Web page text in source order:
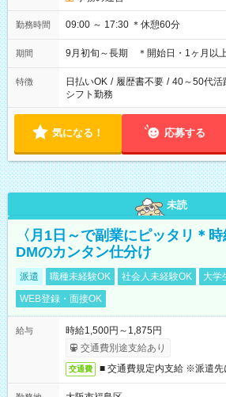
勤務時間 09:00 ～ 17:30 ＊休憩60分
期間 9月初旬～長期 ＊開始日・1ヶ月以
特徴 日払いOK / 履歴書不要 / 40～50代活
シフト勤務
気になる！ 応募する
未読
〈月1日～で副業にピッタリ＊時
DMのカンタン仕分け
派遣 職種未経験OK 社会人未経験OK 大学
WEB登録・面接OK
給与
時給1,500円～1,875円
交通費別途支給あり
交通費 ■ 交通費規定内支給 ※派遣先